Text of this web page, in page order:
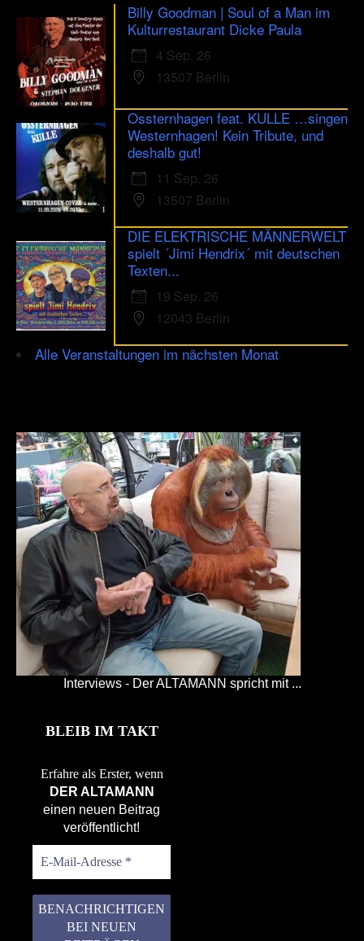
Billy Goodman | Soul of a Man im
Kulturrestaurant Dicke Paula
4 Sep. 26
13507 Berlin
Ossternhagen feat. KULLE …singen
Westernhagen! Kein Tribute, und
deshalb gut!
11 Sep. 26
13507 Berlin
DIE ELEKTRISCHE MÄNNERWELT
spielt ´Jimi Hendrix´ mit deutschen
Texten...
19 Sep. 26
12043 Berlin
Alle Veranstaltungen im nächsten Monat
Interviews - Der ALTAMANN spricht mit ...
BLEIB IM TAKT
Erfahre als Erster, wenn
DER ALTAMANN
einen neuen Beitrag
veröffentlicht!